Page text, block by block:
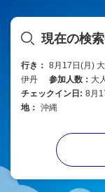
現在の検
行き： 8月17日(月)
伊丹
参加人数： 大
チェックイン日: 8月
地： 沖縄